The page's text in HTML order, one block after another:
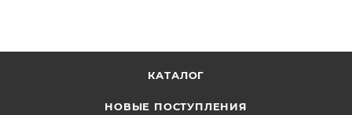
КАТАЛОГ
НОВЫЕ ПОСТУПЛЕНИЯ